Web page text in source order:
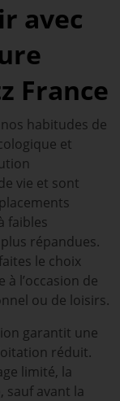
avec
France
habitudes de
et
vie et sont
faibles
répandues.
le choix
l’occasion de
ou de loisirs.
garantit une
réduit.
limité, la
sauf avant la